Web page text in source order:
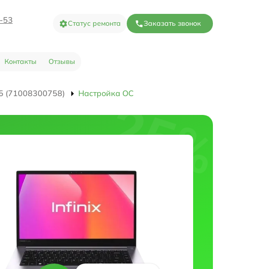
53 Статус ремонта Заказать звонок
Контакты Отзывы
(71008300758) Настройка ОС